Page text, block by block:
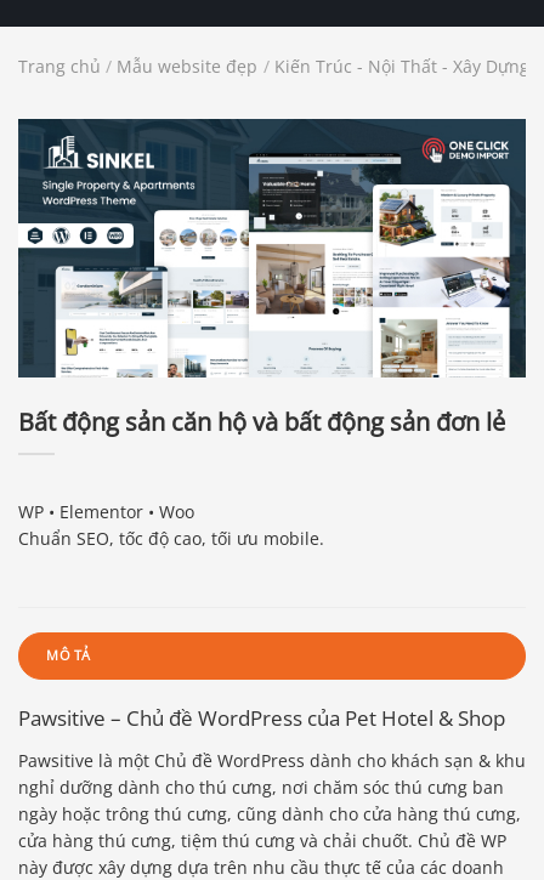
Trang chủ / Mẫu website đẹp / Kiến Trúc - Nội Thất - Xây Dựng
Bất động sản căn hộ và bất động sản đơn lẻ
WP • Elementor • Woo
Chuẩn SEO, tốc độ cao, tối ưu mobile.
MÔ TẢ
Pawsitive – Chủ đề WordPress của Pet Hotel & Shop
Pawsitive là một Chủ đề WordPress dành cho khách sạn & khu
nghỉ dưỡng dành cho thú cưng, nơi chăm sóc thú cưng ban
ngày hoặc trông thú cưng, cũng dành cho cửa hàng thú cưng,
cửa hàng thú cưng, tiệm thú cưng và chải chuốt. Chủ đề WP
này được xây dựng dựa trên nhu cầu thực tế của các doanh